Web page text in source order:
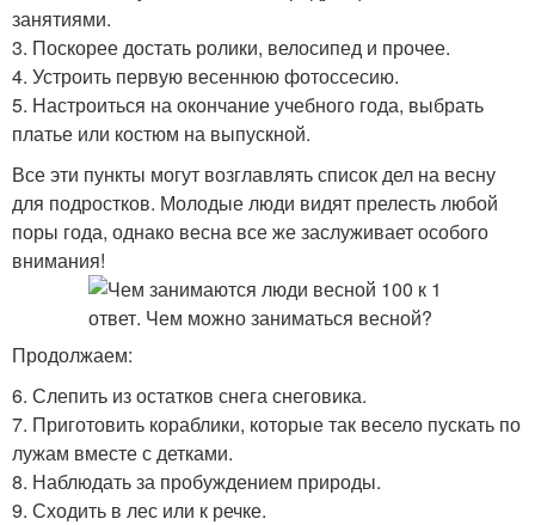
занятиями.
3. Поскорее достать ролики, велосипед и прочее.
4. Устроить первую весеннюю фотоссесию.
5. Настроиться на окончание учебного года, выбрать
платье или костюм на выпускной.
Все эти пункты могут возглавлять список дел на весну
для подростков. Молодые люди видят прелесть любой
поры года, однако весна все же заслуживает особого
внимания!
Продолжаем:
6. Слепить из остатков снега снеговика.
7. Приготовить кораблики, которые так весело пускать по
лужам вместе с детками.
8. Наблюдать за пробуждением природы.
9. Сходить в лес или к речке.